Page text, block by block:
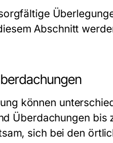
Abschnitt
können
Überdachungen bis
sich bei den